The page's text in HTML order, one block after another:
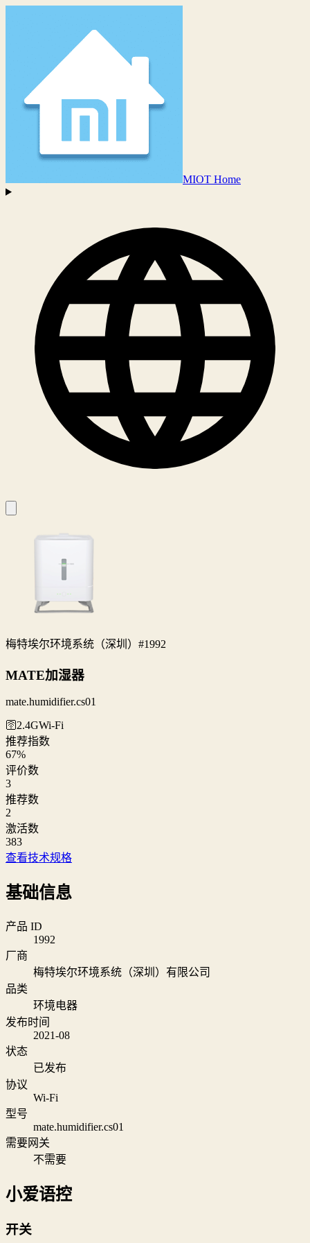
MIOT Home
梅特埃尔环境系统（深圳） #1992
MATE加湿器
mate.humidifier.cs01
🛜2.4GWi‑Fi
推荐指数
67%
评价数
3
推荐数
2
激活数
383
查看技术规格
基础信息
产品 ID
1992
厂商
梅特埃尔环境系统（深圳）有限公司
品类
环境电器
发布时间
2021-08
状态
已发布
协议
Wi‑Fi
型号
mate.humidifier.cs01
需要网关
不需要
小爱语控
开关